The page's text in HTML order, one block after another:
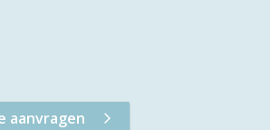
aanvragen